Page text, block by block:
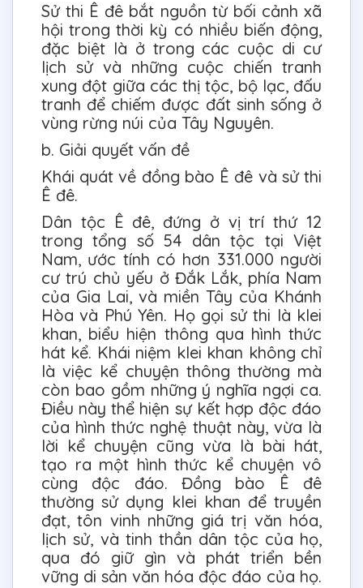
Sử thi Ê đê bắt nguồn từ bối cảnh xã
hội trong thời kỳ có nhiều biến động,
đặc biệt là ở trong các cuộc di cư
lịch sử và những cuộc chiến tranh
xung đột giữa các thị tộc, bộ lạc, đấu
tranh để chiếm được đất sinh sống ở
vùng rừng núi của Tây Nguyên.
b. Giải quyết vấn đề
Khái quát về đồng bào Ê đê và sử thi
Ê đê.
Dân tộc Ê đê, đứng ở vị trí thứ 12
trong tổng số 54 dân tộc tại Việt
Nam, ước tính có hơn 331.000 người
cư trú chủ yếu ở Đắk Lắk, phía Nam
của Gia Lai, và miền Tây của Khánh
Hòa và Phú Yên. Họ gọi sử thi là klei
khan, biểu hiện thông qua hình thức
hát kể. Khái niệm klei khan không chỉ
là việc kể chuyện thông thường mà
còn bao gồm những ý nghĩa ngợi ca.
Điều này thể hiện sự kết hợp độc đáo
của hình thức nghệ thuật này, vừa là
lời kể chuyện cũng vừa là bài hát,
tạo ra một hình thức kể chuyện vô
cùng độc đáo. Đồng bào Ê đê
thường sử dụng klei khan để truyền
đạt, tôn vinh những giá trị văn hóa,
lịch sử, và tinh thần dân tộc của họ,
qua đó giữ gìn và phát triển bền
vững di sản văn hóa độc đáo của họ.